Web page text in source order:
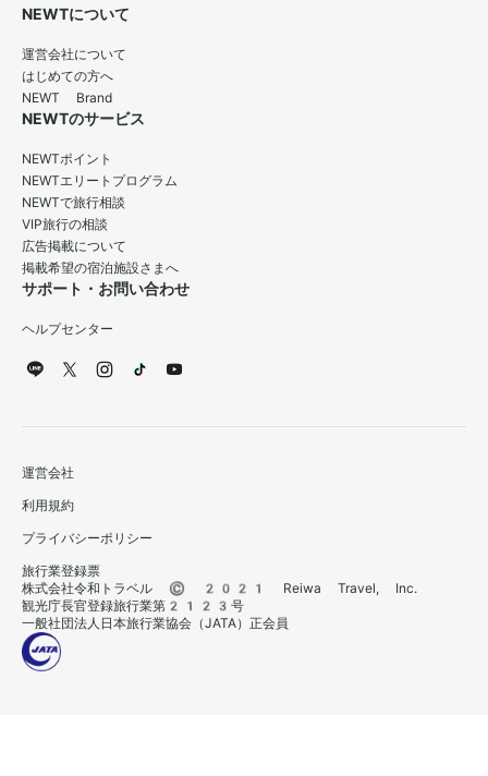
NEWTについて
運営会社について
はじめての方へ
NEWT Brand
NEWTのサービス
NEWTポイント
NEWTエリートプログラム
NEWTで旅行相談
VIP旅行の相談
広告掲載について
掲載希望の宿泊施設さまへ
サポート・お問い合わせ
ヘルプセンター
運営会社
利用規約
プライバシーポリシー
旅行業登録票
株式会社令和トラベル © 2021 Reiwa Travel, Inc.
観光庁長官登録旅行業第2123号
一般社団法人日本旅行業協会（JATA）正会員